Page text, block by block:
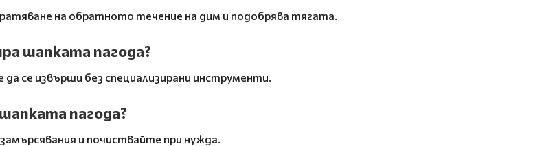
на обратното течение на дим и подобрява тягата.
шапката пагода?
се извърши без специализирани инструменти.
пагода?
и почиствайте при нужда.